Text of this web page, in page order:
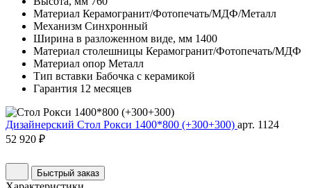
Материал Керамогранит/Фотопечать/МДФ/Металл
Механизм Синхронный
Ширина в разложенном виде, мм 1400
Материал столешницы Керамогранит/Фотопечать/МДФ
Материал опор Металл
Тип вставки Бабочка с керамикой
Гарантия 12 месяцев
Дизайнерский Стол Рокси 1400*800 (+300+300) арт. 1124
52 920 ₽
Быстрый заказ